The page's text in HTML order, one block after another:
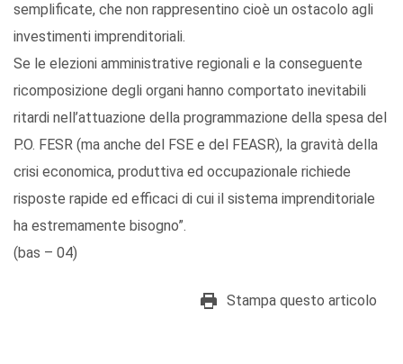
semplificate, che non rappresentino cioè un ostacolo agli
investimenti imprenditoriali.
Se le elezioni amministrative regionali e la conseguente
ricomposizione degli organi hanno comportato inevitabili
ritardi nell’attuazione della programmazione della spesa del
P.O. FESR (ma anche del FSE e del FEASR), la gravità della
crisi economica, produttiva ed occupazionale richiede
risposte rapide ed efficaci di cui il sistema imprenditoriale
ha estremamente bisogno”.
(bas – 04)
Stampa questo articolo